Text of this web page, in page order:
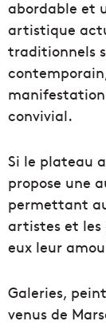
abordable et
artistique
traditionnels
convivial.
Si le plateau
propose une
permettant
artistes et
eux leur
Galeries,
venus de